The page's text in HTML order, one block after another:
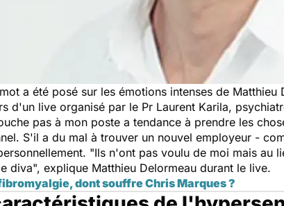
a été posé sur les émotions intenses de
d'un live organisé par le Pr Laurent Karila,
pas à mon poste a tendance à prendre les
S'il a du mal à trouver un nouvel employeur -
"Ils n'ont pas voulu de moi mais au
diva", explique Matthieu Delormeau durant le live.
dont souffre Chris Marques ?